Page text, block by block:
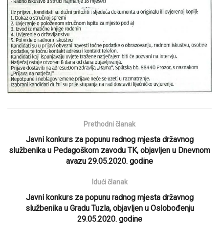
Prethodni članak
Javni konkurs za popunu radnog mjesta državnog
službenika u Pedagoškom zavodu TK, objavljen u Dnevnom
avazu 29.05.2020. godine
Idući članak
Javni konkurs za popunu radnog mjesta državnog
službenika u Gradu Tuzla, objavljen u Oslobođenju
29.05.2020. godine